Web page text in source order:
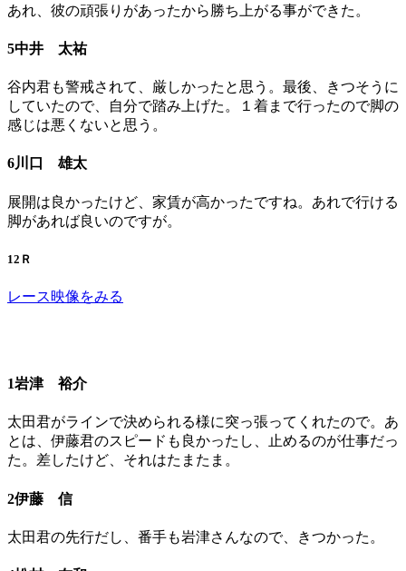
あれ、彼の頑張りがあったから勝ち上がる事ができた。
5中井 太祐
谷内君も警戒されて、厳しかったと思う。最後、きつそうに
していたので、自分で踏み上げた。１着まで行ったので脚の
感じは悪くないと思う。
6川口 雄太
展開は良かったけど、家賃が高かったですね。あれで行ける
脚があれば良いのですが。
12Ｒ
レース映像をみる
1岩津 裕介
太田君がラインで決められる様に突っ張ってくれたので。あ
とは、伊藤君のスピードも良かったし、止めるのが仕事だっ
た。差したけど、それはたまたま。
2伊藤 信
太田君の先行だし、番手も岩津さんなので、きつかった。